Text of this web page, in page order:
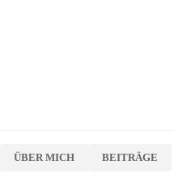
ÜBER MICH BEITRÄGE